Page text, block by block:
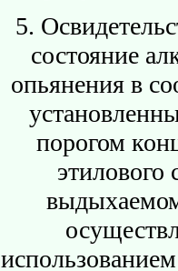
5.
состояние
опьянения в
порогом
этилового